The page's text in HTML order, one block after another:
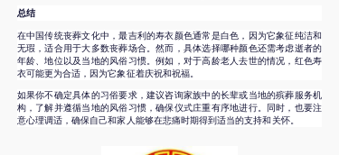
总结
在中国传统丧葬文化中，最吉利的寿衣颜色通常是白色，因为它象征纯洁和
无瑕，适合用于大多数丧葬场合。然而，具体选择哪种颜色还需考虑逝者的
年龄、地位以及当地的风俗习惯。例如，对于高龄老人去世的情况，红色寿
衣可能更为合适，因为它象征着庆祝和祝福。
如果你不确定具体的习俗要求，建议咨询家族中的长辈或当地的殡葬服务机
构，了解并遵循当地的风俗习惯，确保仪式庄重有序地进行。同时，也要注
意心理调适，确保自己和家人能够在悲痛时期得到适当的支持和关怀。